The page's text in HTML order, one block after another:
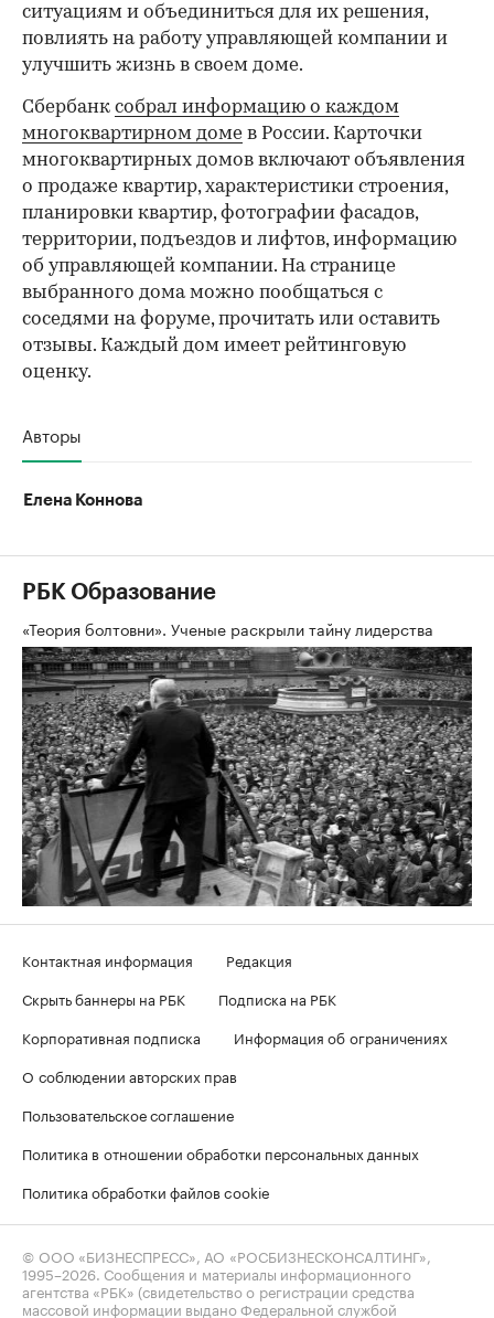
ситуациям и объединиться для их решения,
повлиять на работу управляющей компании и
улучшить жизнь в своем доме.
Сбербанк собрал информацию о каждом
многоквартирном доме в России. Карточки
многоквартирных домов включают объявления
о продаже квартир, характеристики строения,
планировки квартир, фотографии фасадов,
территории, подъездов и лифтов, информацию
об управляющей компании. На странице
выбранного дома можно пообщаться с
соседями на форуме, прочитать или оставить
отзывы. Каждый дом имеет рейтинговую
оценку.
Авторы
Елена Коннова
РБК Образование
«Теория болтовни». Ученые раскрыли тайну лидерства
Контактная информация
Редакция
Скрыть баннеры на РБК
Подписка на РБК
Корпоративная подписка
Информация об ограничениях
О соблюдении авторских прав
Пользовательское соглашение
Политика в отношении обработки персональных данных
Политика обработки файлов cookie
© ООО «БИЗНЕСПРЕСС», АО «РОСБИЗНЕСКОНСАЛТИНГ»,
1995–2026 . Сообщения и материалы информационного
агентства «РБК» (свидетельство о регистрации средства
массовой информации выдано Федеральной службой